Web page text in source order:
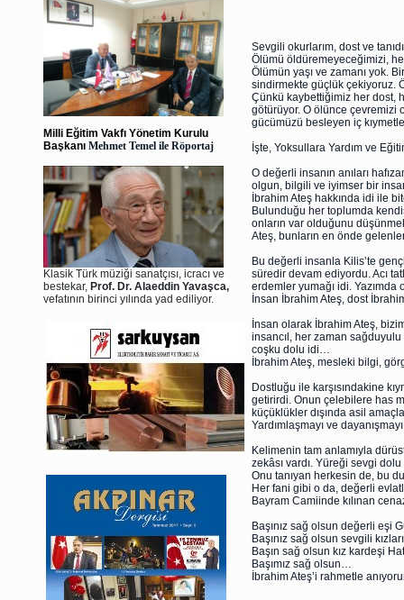
Milli Eğitim Vakfı Yönetim Kurulu
Başkanı Mehmet Temel ile Röportaj
Klasik Türk müziği sanatçısı, icracı ve
bestekar, Prof. Dr. Alaeddin Yavaşca,
vefatının birinci yılında yad ediliyor.
Sevgili okurlarım, dost ve
Ölümü öldüremeyeceğimizi,
Ölümün yaşı ve zamanı yok.
sindirmekte güçlük çekiyoruz.
Çünkü kaybettiğimiz her dost,
götürüyor. O ölünce çevremizi
gücümüzü besleyen iç
İşte, Yoksullara Yardım ve
O değerli insanın anıları
olgun, bilgili ve iyimser bir
İbrahim Ateş hakkında idi ile
Bulunduğu her toplumda
onların var olduğunu
Ateş, bunların en önde
Bu değerli insanla Kilis’te
süredir devam ediyordu. Acı
erdemler yumağı idi. Yazımda
İnsan İbrahim Ateş, dost
İnsan olarak İbrahim Ateş,
insancıl, her zaman
coşku dolu idi…
İbrahim Ateş, mesleki bilgi,
Dostluğu ile karşısındakine
getirirdi. Onun çelebilere has
küçüklükler dışında asil
Yardımlaşmayı ve
Kelimenin tam anlamıyla
zekâsı vardı. Yüreği sevgi
Onu tanıyan herkesin de, bu
Her fani gibi o da, değerli
Bayram Camiinde kılınan
Başınız sağ olsun değerli eşi
Başınız sağ olsun sevgili
Başın sağ olsun kız kardeşi
Başımız sağ olsun…
İbrahim Ateş’i rahmetle